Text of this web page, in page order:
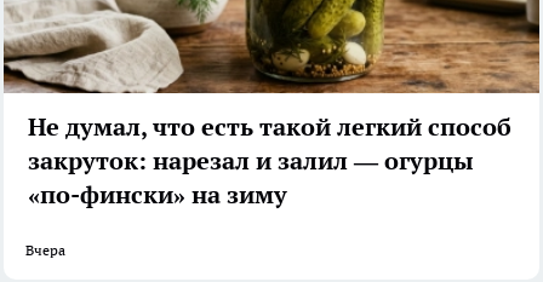
Не думал, что есть такой легкий способ
закруток: нарезал и залил — огурцы
«по-фински» на зиму
Вчера